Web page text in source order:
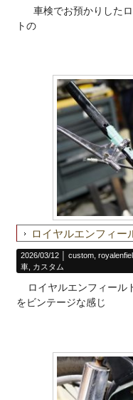
車検でお預かりしたロ
トの
2026/03/12 │ custom,
車, カスタム
ロイヤルエンフィール
をビンテージな感じ